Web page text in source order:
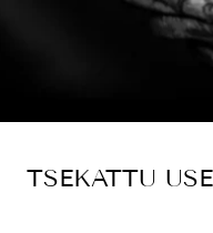
TSEKATTU